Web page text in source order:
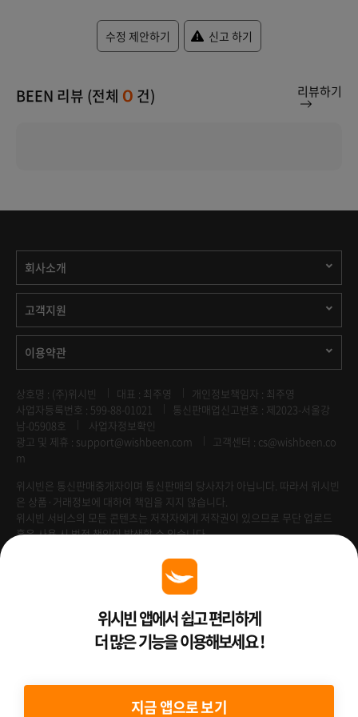
수정 제안하기 신고 하기
BEEN 리뷰 (전체 0 건) 리뷰하기
회사소개
고객지원
이용약관
상호명 : (주)위시빈 대표 : 최주영
개인정보책임자 : 최주영
사업자등록번호 : 599-88-01021
통신판매업신고번호 : 제2023-서울강
남-05908호
사업자정보확인
광고 및 제휴 : support@wishbeen.com
고객센터 : cs@wishbeen.co
m
위시빈은 통신판매중개자이며 통신판매의 당사자가 아닙니다. 따라서 위시빈
은 상품·거래정보에 대하여 책임을 지지 않습니다.
위시빈 서비스의 모든 콘텐츠는 저작자에게 저작권이 있으므로 무단 업로드
혹은 사용 시 법적 책임이 발생할 수 있습니다.
Venture Enterprise위시빈 앱에서 쉽고 편리하게
더 많은 기능을 이용해보세요 !
지금 앱으로 보기